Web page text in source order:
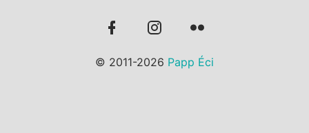
© 2011-2026 Papp Éci